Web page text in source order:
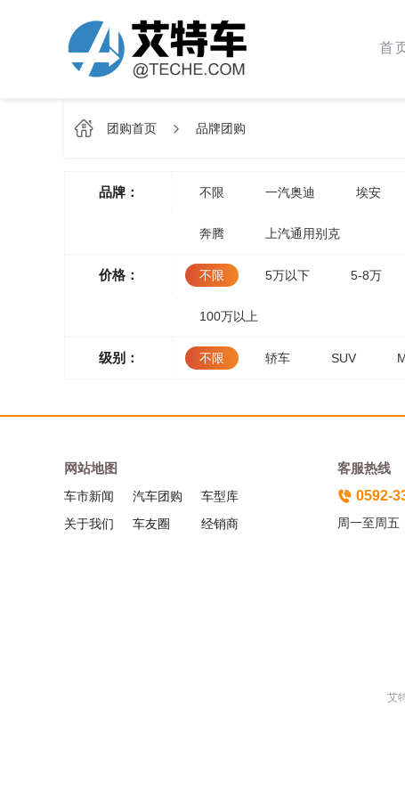
首
团购首页 品牌团购
品牌： 不限 一汽奥迪 埃安
奔腾 上汽通用别克
价格： 不限 5万以下 5-8万
100万以上
级别： 不限 轿车 SUV
网站地图
车市新闻 汽车团购
车型库
关于我们
车友圈 经销商
客服热线
0592-
周一至周五
艾